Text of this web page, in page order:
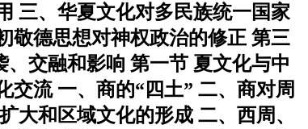
三、华夏文化对多民族统一国家
敬德思想对神权政治的修正 第三
交融和影响 第一节 夏文化与中
流 一、商的“四土” 二、商对周
大和区域文化的形成 二、西周、